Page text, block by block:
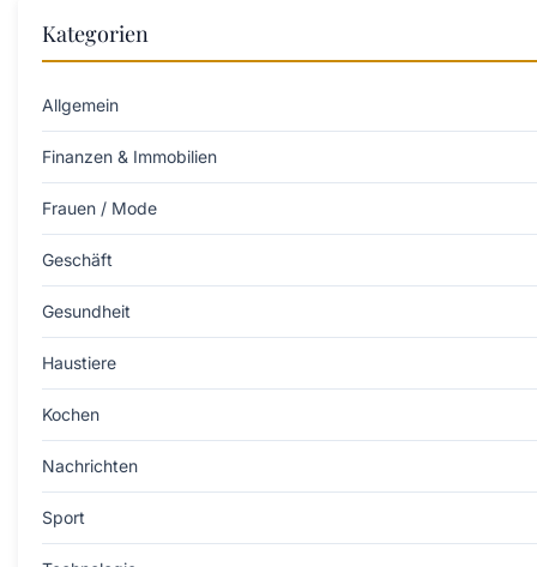
Kategorien
Allgemein
Finanzen & Immobilien
Frauen / Mode
Geschäft
Gesundheit
Haustiere
Kochen
Nachrichten
Sport